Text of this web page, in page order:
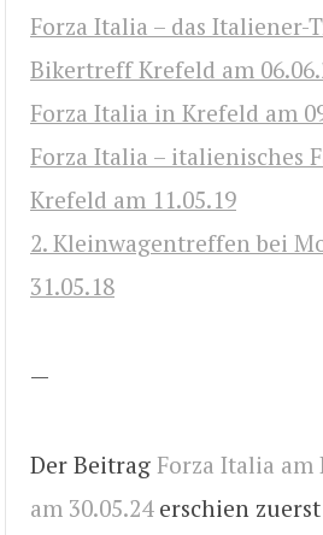
Forza Italia – das Italiener-
Bikertreff Krefeld am
Forza Italia in Krefeld am
Forza Italia – italienisches
Krefeld am 11.05.19
2. Kleinwagentreffen bei
31.05.18
—
Der Beitrag Forza Italia
am 30.05.24erschien